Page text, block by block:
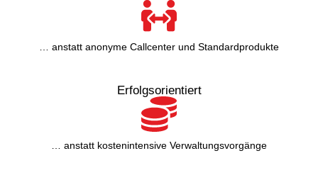
… anstatt anonyme Callcenter und Standardprodukte
Erfolgsorientiert
… anstatt kostenintensive Verwaltungsvorgänge